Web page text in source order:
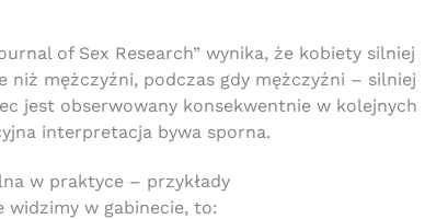
of Sex Research” wynika, że kobiety silniej
niż mężczyźni, podczas gdy mężczyźni – silniej
jest obserwowany konsekwentnie w kolejnych
interpretacja bywa sporna.
w praktyce – przykłady
widzimy w gabinecie, to: